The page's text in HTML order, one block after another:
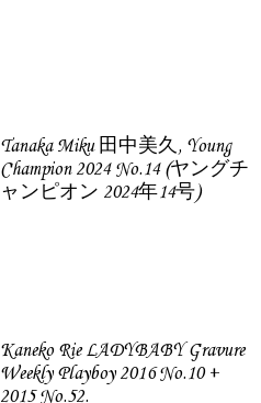
Tanaka Miku 田中美久, Young
Champion 2024 No.14 (ヤングチ
ャンピオン 2024年14号)
Kaneko Rie LADYBABY Gravure
Weekly Playboy 2016 No.10 +
2015 No.52.